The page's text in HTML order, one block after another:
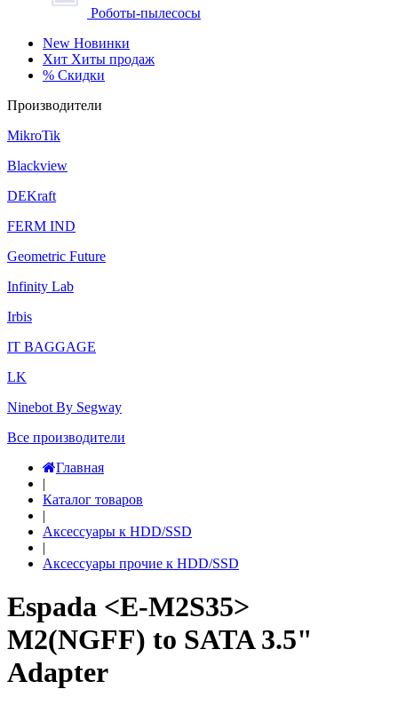
Роботы-пылесосы
New Новинки
Хит Хиты продаж
% Скидки
Производители
MikroTik
Blackview
DEKraft
FERM IND
Geometric Future
Infinity Lab
Irbis
IT BAGGAGE
LK
Ninebot By Segway
Все производители
Главная
|
Каталог товаров
|
Аксессуары к HDD/SSD
|
Аксессуары прочие к HDD/SSD
Espada <E-M2S35>
M2(NGFF) to SATA 3.5"
Adapter